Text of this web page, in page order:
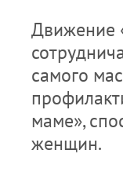
Движение
самого
маме»,
женщин.